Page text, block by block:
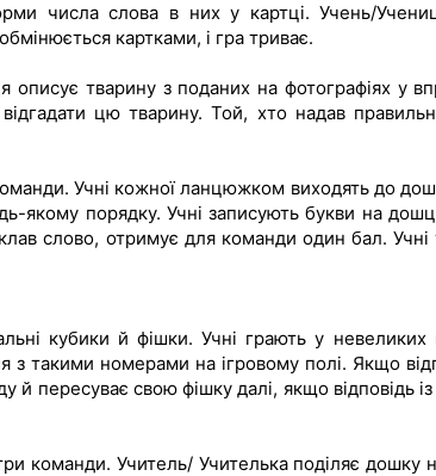
числа слова в них у картці. Учень/
картками, і гра триває.
тварину з поданих на фотографіях у
цю тварину. Той, хто надав
Учні кожної ланцюжком виходять до
якому порядку. Учні записують букви на
слово, отримує для команди один бал.
кубики й фішки. Учні грають у
з такими номерами на ігровому полі. Якщо
й пересуває свою фішку далі, якщо відповідь
команди. Учитель/ Учителька поділяє дошку